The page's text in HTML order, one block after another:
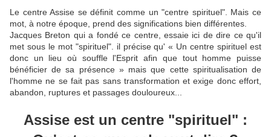
Le centre Assise se définit comme un "centre spirituel". Mais ce
mot, à notre époque, prend des significations bien différentes.
Jacques Breton qui a fondé ce centre, essaie ici de dire ce qu'il
met sous le mot "spirituel". il précise qu' « Un centre spirituel est
donc un lieu où souffle l'Esprit afin que tout homme puisse
bénéficier de sa présence » mais que cette spiritualisation de
l'homme ne se fait pas sans transformation et exige donc effort,
abandon, ruptures et passages douloureux...
Assise est un centre "spirituel" :